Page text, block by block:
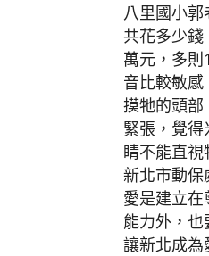
八里國小
共花多少
萬元，多
音比較敏
摸牠的頭
緊張，覺
睛不能直視
新北市動保
愛是建立
能力外，
讓新北成為